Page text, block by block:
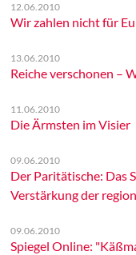
12.06.2010
Wir zahlen nicht für
13.06.2010
Reiche verschonen –
11.06.2010
Die Ärmsten im Visier
09.06.2010
Der Paritätische: Das
Verstärkung der
09.06.2010
Spiegel Online: